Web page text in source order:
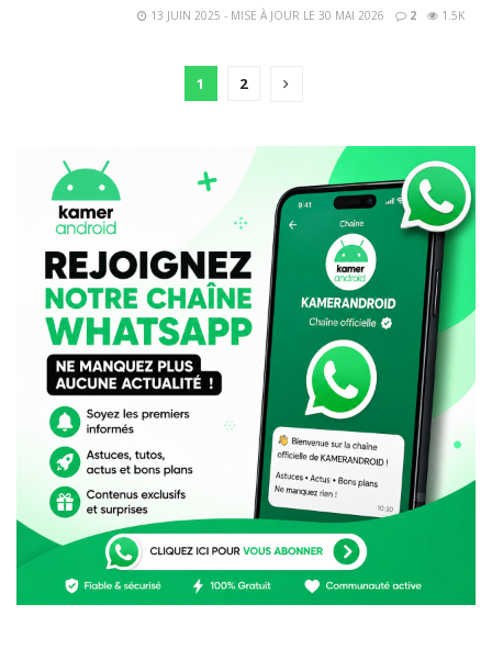
13 JUIN 2025 - MISE À JOUR LE 30 MAI 2026
2 1.5K
1 2